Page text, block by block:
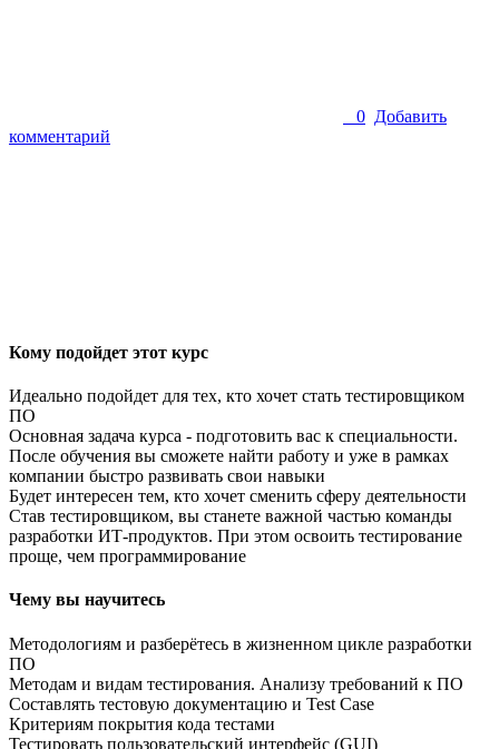
0 Добавить
комментарий
Кому подойдет этот курс
Идеально подойдет для тех, кто хочет стать тестировщиком
ПО
Основная задача курса - подготовить вас к специальности.
После обучения вы сможете найти работу и уже в рамках
компании быстро развивать свои навыки
Будет интересен тем, кто хочет сменить сферу деятельности
Став тестировщиком, вы станете важной частью команды
разработки ИТ-продуктов. При этом освоить тестирование
проще, чем программирование
Чему вы научитесь
Методологиям и разберётесь в жизненном цикле разработки
ПО
Методам и видам тестирования. Анализу требований к ПО
Составлять тестовую документацию и Test Case
Критериям покрытия кода тестами
Тестировать пользовательский интерфейс (GUI)